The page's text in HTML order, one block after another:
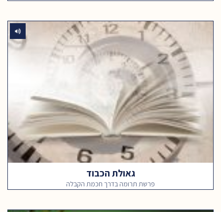
גאולת הכבוד
פרשת תרומה בדרך חכמת הקבלה